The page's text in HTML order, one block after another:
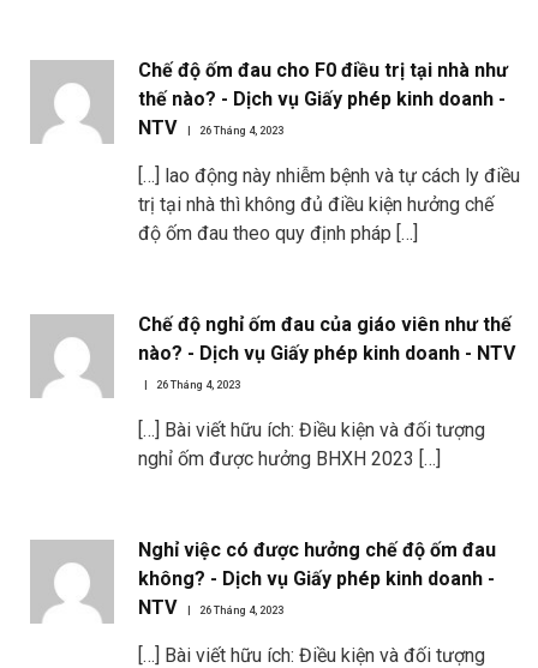
Chế độ ốm đau cho F0 điều trị tại nhà như
thế nào? - Dịch vụ Giấy phép kinh doanh -
NTV
26 Tháng 4, 2023
[…] lao động này nhiễm bệnh và tự cách ly điều
trị tại nhà thì không đủ điều kiện hưởng chế
độ ốm đau theo quy định pháp […]
Chế độ nghỉ ốm đau của giáo viên như thế
nào? - Dịch vụ Giấy phép kinh doanh - NTV
26 Tháng 4, 2023
[…] Bài viết hữu ích: Điều kiện và đối tượng
nghỉ ốm được hưởng BHXH 2023 […]
Nghỉ việc có được hưởng chế độ ốm đau
không? - Dịch vụ Giấy phép kinh doanh -
NTV
26 Tháng 4, 2023
[…] Bài viết hữu ích: Điều kiện và đối tượng